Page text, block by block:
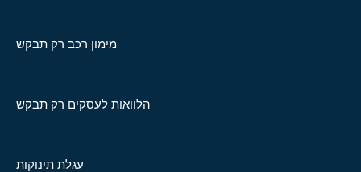
מימון רכב רק תבקש
הלוואות לעסקים רק תבקש
עגלת תינוקות